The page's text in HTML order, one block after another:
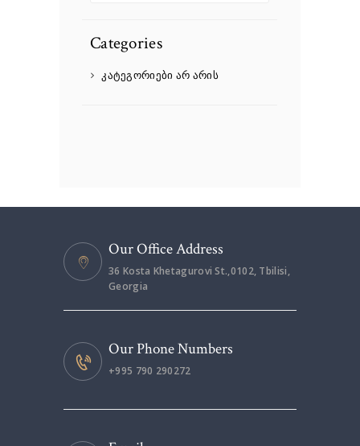
Categories
კატეგორიები არ არის
Our Office Address
36 Kosta Khetagurovi St.,0102, Tbilisi,
Georgia
Our Phone Numbers
+995 790 290272